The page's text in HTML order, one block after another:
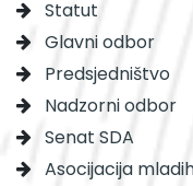
Statut
Glavni odbor
Predsjedništvo
Nadzorni odbor
Senat SDA
Asocijacija